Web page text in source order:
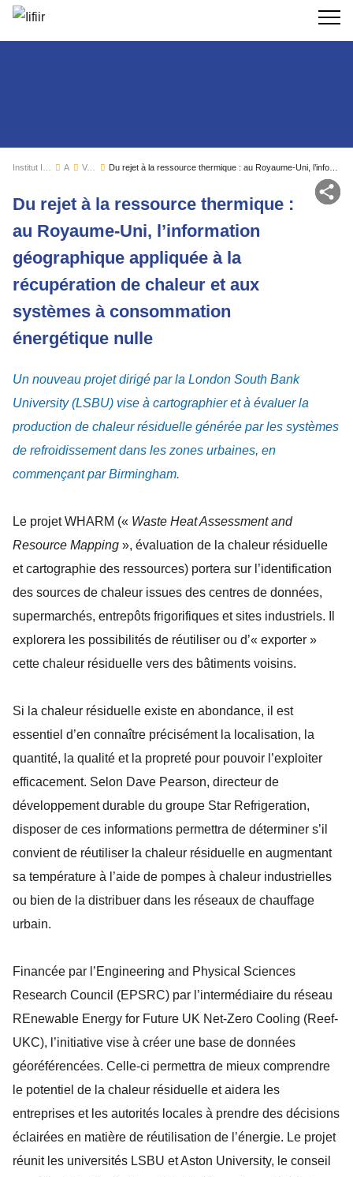
Actualités Veille sectorielle
Du rejet à la ressource thermique : au Royaume-Uni, l’information géographique appliquée à la récupération de chaleur et aux systèmes à consommation énergétique nulle
Du rejet à la ressource thermique :
au Royaume-Uni, l’information
géographique appliquée à la
récupération de chaleur et aux
systèmes à consommation
énergétique nulle
Un nouveau projet dirigé par la London South Bank
University (LSBU) vise à cartographier et à évaluer la
production de chaleur résiduelle générée par les systèmes
de refroidissement dans les zones urbaines, en
commençant par Birmingham.
Le projet WHARM (« Waste Heat Assessment and
Resource Mapping », évaluation de la chaleur résiduelle
et cartographie des ressources) portera sur l’identification
des sources de chaleur issues des centres de données,
supermarchés, entrepôts frigorifiques et sites industriels. Il
explorera les possibilités de réutiliser ou d’« exporter »
cette chaleur résiduelle vers des bâtiments voisins.
Si la chaleur résiduelle existe en abondance, il est
essentiel d’en connaître précisément la localisation, la
quantité, la qualité et la propreté pour pouvoir l’exploiter
efficacement. Selon Dave Pearson, directeur de
développement durable du groupe Star Refrigeration,
disposer de ces informations permettra de déterminer s’il
convient de réutiliser la chaleur résiduelle en augmentant
sa température à l’aide de pompes à chaleur industrielles
ou bien de la distribuer dans les réseaux de chauffage
urbain.
Financée par l’Engineering and Physical Sciences
Research Council (EPSRC) par l’intermédiaire du réseau
REnewable Energy for Future UK Net-Zero Cooling (Reef-
UKC), l’initiative vise à créer une base de données
géoréférencées. Celle-ci permettra de mieux comprendre
le potentiel de la chaleur résiduelle et aidera les
entreprises et les autorités locales à prendre des décisions
éclairées en matière de réutilisation de l’énergie. Le projet
réunit les universités LSBU et Aston University, le conseil